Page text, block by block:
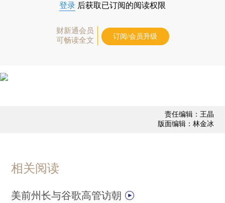
登录 后获取已订阅的阅读权限
财新通会员
可畅读全文
订阅/会员升级
责任编辑：王晶
版面编辑：林金冰
相关阅读
美前州长与谷歌高管访朝